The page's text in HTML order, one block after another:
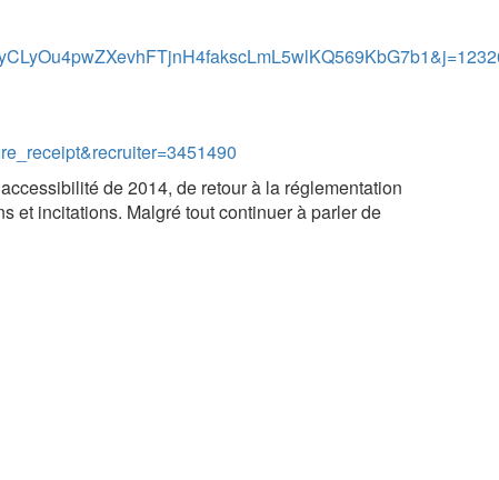
de 2014, de retour à la réglementation
et incitations. Malgré tout continuer à parler de